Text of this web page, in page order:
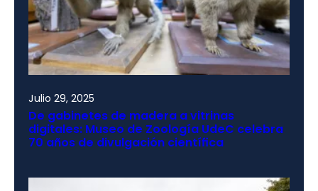
Julio 29, 2025
De gabinetes de madera a vitrinas
digitales: Museo de Zoología UdeC celebra
70 años de divulgación científica